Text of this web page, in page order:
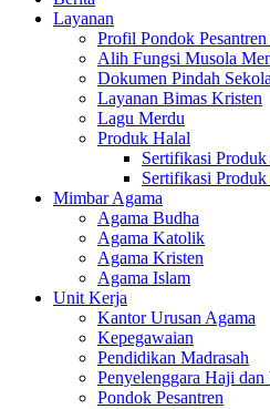
Layanan
Profil Pondok
Alih Fungsi Musola
Dokumen Pindah
Layanan Bimas Kristen
Lagu Merdu
Produk Halal
Sertifikasi
Sertifikasi
Mimbar Agama
Agama Budha
Agama Katolik
Agama Kristen
Agama Islam
Unit Kerja
Kantor Urusan Agama
Kepegawaian
Pendidikan Madrasah
Penyelenggara Haji dan
Pondok Pesantren